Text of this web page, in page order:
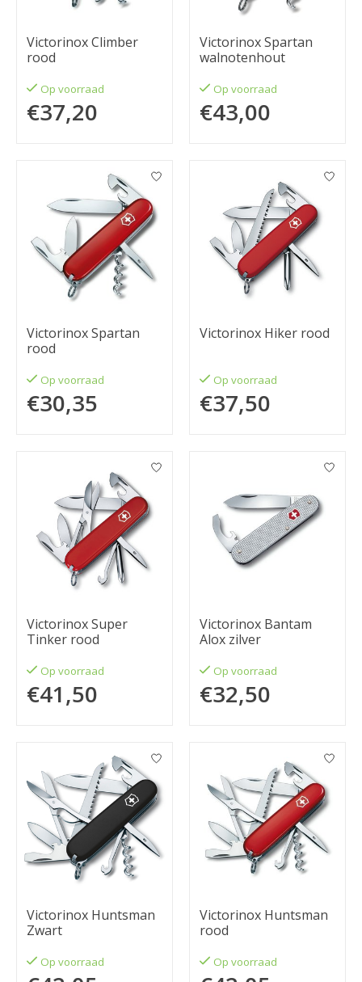
Victorinox Climber
rood
Op voorraad
€37,20
Victorinox Spartan
walnotenhout
Op voorraad
€43,00
Victorinox Spartan
rood
Op voorraad
€30,35
Victorinox Hiker rood
Op voorraad
€37,50
Victorinox Super
Tinker rood
Op voorraad
€41,50
Victorinox Bantam
Alox zilver
Op voorraad
€32,50
Victorinox Huntsman
Zwart
Op voorraad
Victorinox Huntsman
rood
Op voorraad